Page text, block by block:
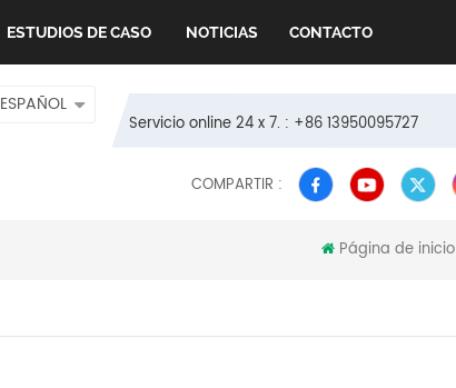
ESTUDIOS DE CASO NOTICIAS CONTACTO
Servicio online 24 x 7. : +86 13950095727
ESPAÑOL
COMPARTIR :
Página de inicio